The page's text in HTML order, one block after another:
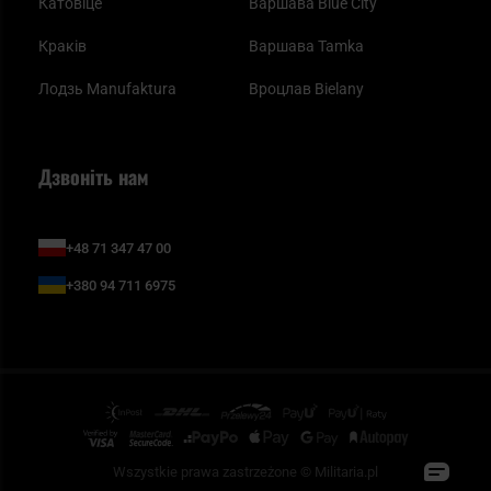
Краків
Лодзь Manufaktura
Варшава Tamka
Вроцлав Bielany
Дзвоніть нам
+48 71 347 47 00
+380 94 711 6975
Wszystkie prawa zastrzeżone © Militaria.pl